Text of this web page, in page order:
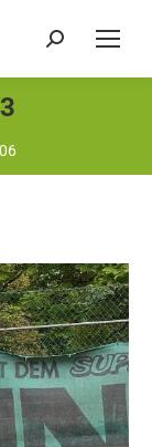
Search:
06